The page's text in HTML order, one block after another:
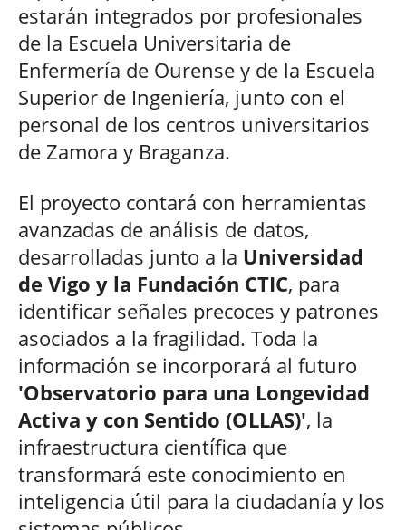
estarán integrados por profesionales
de la Escuela Universitaria de
Enfermería de Ourense y de la Escuela
Superior de Ingeniería, junto con el
personal de los centros universitarios
de Zamora y Braganza.
El proyecto contará con herramientas
avanzadas de análisis de datos,
desarrolladas junto a la Universidad
de Vigo y la Fundación CTIC, para
identificar señales precoces y patrones
asociados a la fragilidad. Toda la
información se incorporará al futuro
'Observatorio para una Longevidad
Activa y con Sentido (OLLAS)', la
infraestructura científica que
transformará este conocimiento en
inteligencia útil para la ciudadanía y los